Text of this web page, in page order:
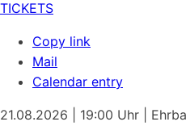
TICKETS
Copy link
Mail
Calendar entry
21.08.2026 | 19:00 Uhr